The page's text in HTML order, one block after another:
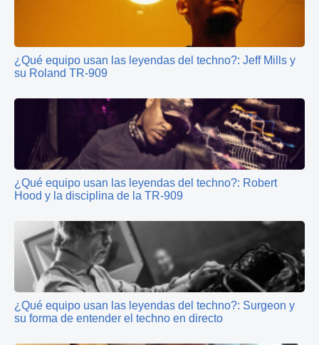
¿Qué equipo usan las leyendas del techno?: Jeff Mills y
su Roland TR-909
¿Qué equipo usan las leyendas del techno?: Robert
Hood y la disciplina de la TR-909
¿Qué equipo usan las leyendas del techno?: Surgeon y
su forma de entender el techno en directo